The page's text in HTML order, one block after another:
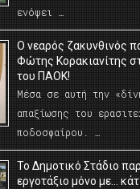
ενόψει …
O νεαρός ζακυνθινός
Φώτης Κορακιανίτης
του ΠΑΟΚ!
Μέσα σε αυτή την
απαξίωσης του
ποδοσφαίρου. …
Το Δημοτικό Στάδιο
εργοτάξιο μόνο με…